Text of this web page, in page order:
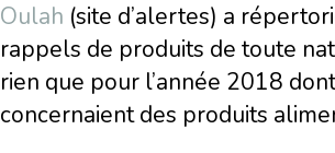
Oulah (site d’alertes) a
rappels de produits de toute
rien que pour l’année 2018
concernaient des produits